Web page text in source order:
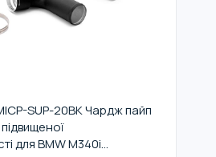
SUP-20BK Чардж пайп
для BMW M340i